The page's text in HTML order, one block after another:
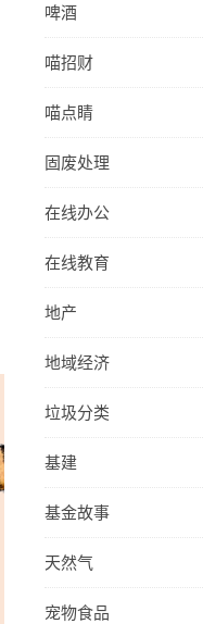
啤酒
喵招财
喵点睛
固废处理
在线办公
在线教育
地产
地域经济
垃圾分类
基建
基金故事
天然气
宠物食品